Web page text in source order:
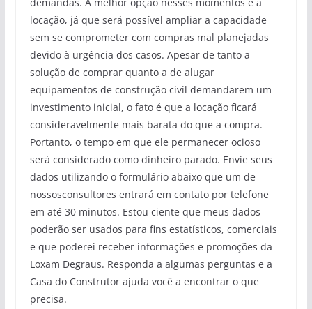
locação, já que será possível ampliar a capacidade
sem se comprometer com compras mal planejadas
devido à urgência dos casos. Apesar de tanto a
solução de comprar quanto a de alugar
equipamentos de construção civil demandarem um
investimento inicial, o fato é que a locação ficará
consideravelmente mais barata do que a compra.
Portanto, o tempo em que ele permanecer ocioso
será considerado como dinheiro parado. Envie seus
dados utilizando o formulário abaixo que um de
nossosconsultores entrará em contato por telefone
em até 30 minutos. Estou ciente que meus dados
poderão ser usados para fins estatísticos, comerciais
e que poderei receber informações e promoções da
Loxam Degraus. Responda a algumas perguntas e a
Casa do Construtor ajuda você a encontrar o que
precisa.